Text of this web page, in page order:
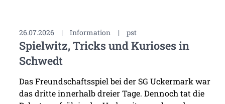
26.07.2026 | Information | pst
Spielwitz, Tricks und Kurioses in
Schwedt
Das Freundschaftsspiel bei der SG Uckermark war
das dritte innerhalb dreier Tage. Dennoch tat die